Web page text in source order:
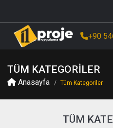
+90
TÜM KATEGORILER
Anasayfa Tüm Kategoriler
TÜM